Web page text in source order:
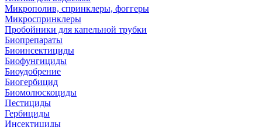
Микрополив, спринклеры, фоггеры
Микроспринклеры
Пробойники для капельной трубки
Биопрепараты
Биоинсектициды
Биофунгициды
Биоудобрение
Биогербицид
Биомолюскоциды
Пестициды
Гербициды
Инсектициды